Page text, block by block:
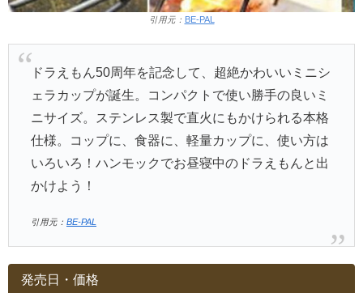
引用元： BE-PAL
ドラえもん50周年を記念して、超絶かわいいミニシ
ェラカップが誕生。コンパクトで使い勝手の良いミ
ニサイズ。ステンレス製で直火にもかけられる本格
仕様。コップに、食器に、軽量カップに、使い方は
いろいろ！ハンモックでお昼寝中のドラえもんと出
かけよう！
引用元： BE-PAL
発売日・価格